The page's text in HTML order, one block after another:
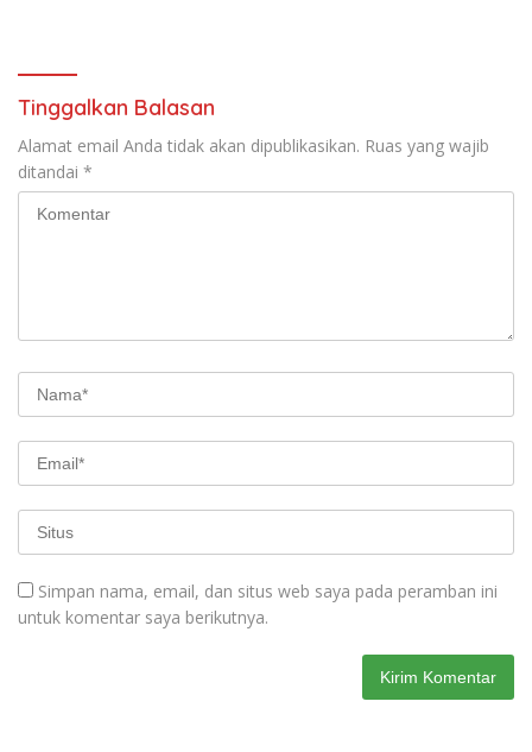
Tinggalkan Balasan
Alamat email Anda tidak akan dipublikasikan. Ruas yang wajib
ditandai *
Simpan nama, email, dan situs web saya pada peramban ini
untuk komentar saya berikutnya.